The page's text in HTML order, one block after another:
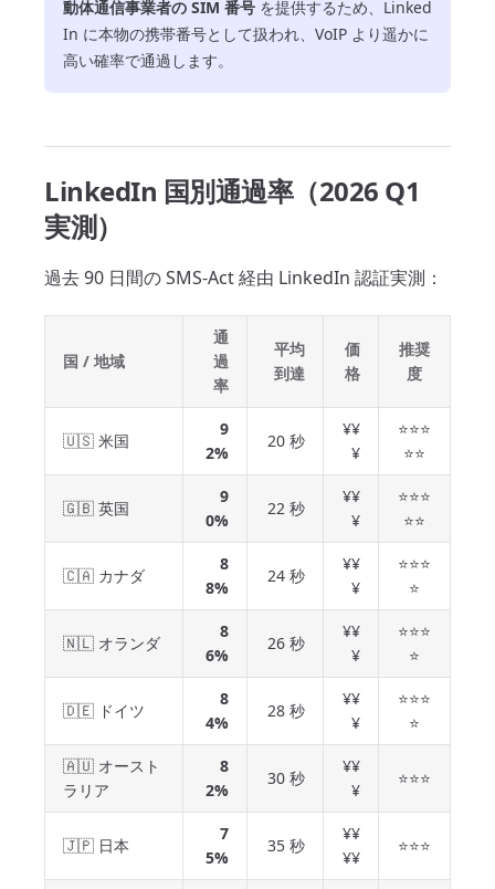
動体通信事業者の SIM 番号 を提供するため、Linked
In に本物の携帯番号として扱われ、VoIP より遥かに
高い確率で通過します。
LinkedIn 国別通過率（2026 Q1
実測）
過去 90 日間の SMS-Act 経由 LinkedIn 認証実測：
国 / 地域
通
過
率
平均
到達
価
格
推奨
度
🇺🇸 米国
9
2%
20 秒
¥¥
¥
⭐⭐⭐
⭐⭐
🇬🇧 英国
9
0%
22 秒
¥¥
¥
⭐⭐⭐
⭐⭐
🇨🇦 カナダ
8
8%
24 秒
¥¥
¥
⭐⭐⭐
⭐
🇳🇱 オランダ
8
6%
26 秒
¥¥
¥
⭐⭐⭐
⭐
🇩🇪 ドイツ
8
4%
28 秒
¥¥
¥
⭐⭐⭐
⭐
🇦🇺 オースト
ラリア
8
2%
30 秒
¥¥
¥
⭐⭐⭐
🇯🇵 日本
7
5%
35 秒
¥¥
¥¥
⭐⭐⭐